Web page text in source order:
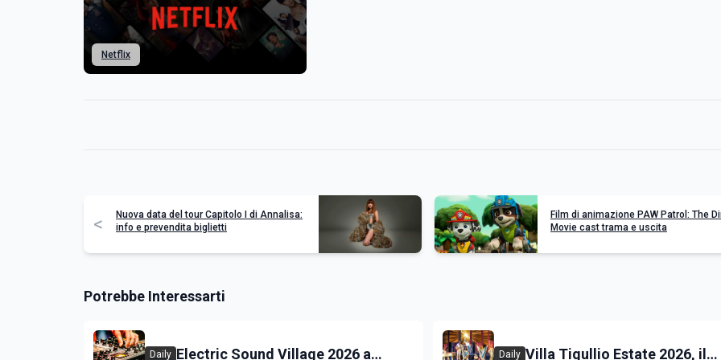
Netflix
<
Nuova data del tour Capitolo I di Annalisa:
info e prevendita biglietti
Film di animazione PAW Patrol: The
Movie cast trama e uscita
Potrebbe Interessarti
Daily Electric Sound Village 2026 a
Daily Villa Tigullio Estate 2026, il